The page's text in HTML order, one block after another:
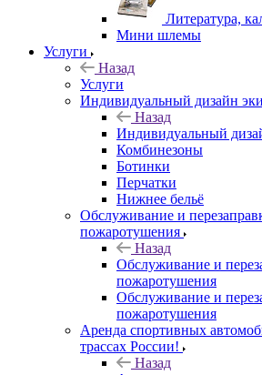
Литература,
Мини шлемы
Услуги
Назад
Услуги
Индивидуальный дизайн
Назад
Индивидуальный
Комбинезоны
Ботинки
Перчатки
Нижнее бельё
Обслуживание и
пожаротушения
Назад
Обслуживание и
пожаротушения
Обслуживание и
пожаротушения
Аренда спортивных
трассах России!
Назад